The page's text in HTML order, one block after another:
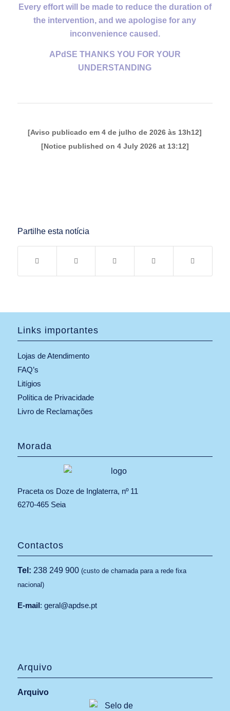
Every effort will be made to reduce the duration of
the intervention, and we apologise for any
inconvenience caused.
APdSE THANKS YOU FOR YOUR
UNDERSTANDING
[Aviso publicado em 4 de julho de 2026 às 13h12]
[Notice published on 4 July 2026 at 13:12]
Partilhe esta notícia
Links importantes
Lojas de Atendimento
FAQ’s
Litígios
Política de Privacidade
Livro de Reclamações
Morada
Praceta os Doze de Inglaterra, nº 11
6270-465 Seia
Contactos
Tel: 238 249 900(custo de chamada para a rede fixa
nacional)
E-mail: geral@apdse.pt
Arquivo
Arquivo